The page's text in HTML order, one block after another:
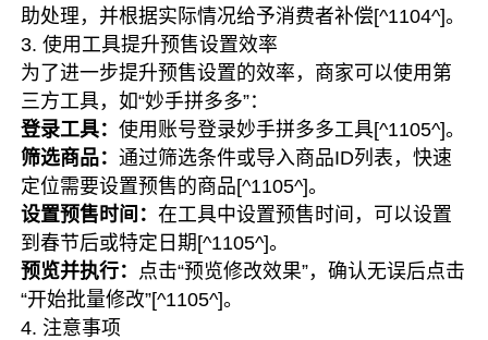
助处理，并根据实际情况给予消费者补偿[^1104^]。
3. 使用工具提升预售设置效率
为了进一步提升预售设置的效率，商家可以使用第
三方工具，如“妙手拼多多”：
登录工具：使用账号登录妙手拼多多工具[^1105^]。
筛选商品：通过筛选条件或导入商品ID列表，快速
定位需要设置预售的商品[^1105^]。
设置预售时间：在工具中设置预售时间，可以设置
到春节后或特定日期[^1105^]。
预览并执行： 点击“预览修改效果”，确认无误后点击
“开始批量修改”[^1105^]。
4. 注意事项